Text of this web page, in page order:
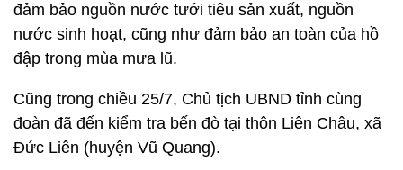
đảm bảo nguồn nước tưới tiêu sản xuất, nguồn
nước sinh hoạt, cũng như đảm bảo an toàn của hồ
đập trong mùa mưa lũ.
Cũng trong chiều 25/7, Chủ tịch UBND tỉnh cùng
đoàn đã đến kiểm tra bến đò tại thôn Liên Châu, xã
Đức Liên (huyện Vũ Quang).